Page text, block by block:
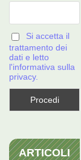
Si accetta il
trattamento dei
dati e letto
l'informativa sulla
privacy.
ARTICOLI